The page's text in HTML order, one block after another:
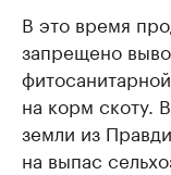
В это время
запрещено
на корм скоту.
земли из
на выпас